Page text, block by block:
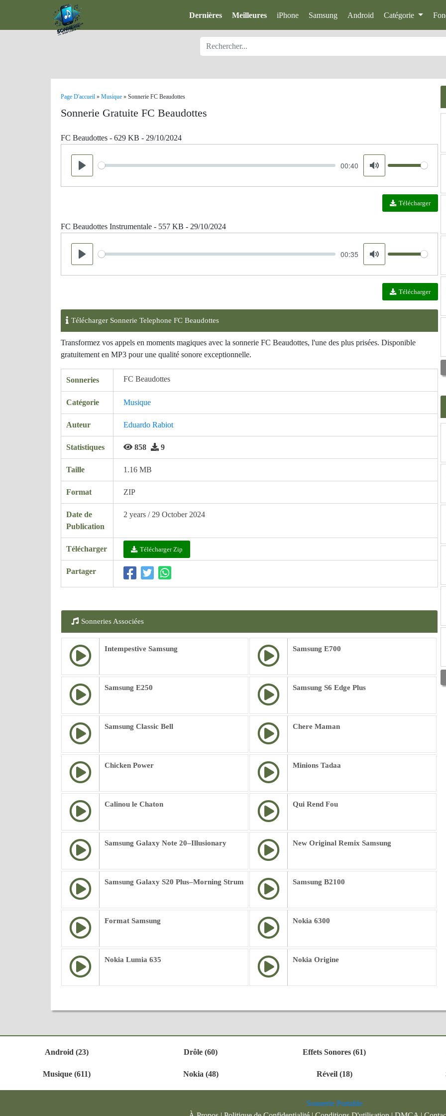
Dernières Meilleures iPhone Samsung Android Catégorie
Page D'accueil » Musique » Sonnerie FC Beaudottes
Sonnerie Gratuite FC Beaudottes
FC Beaudottes - 629 KB - 29/10/2024
Play
Seek 00:40
Mute
Volume
Télécharger
FC Beaudottes Instrumentale - 557 KB - 29/10/2024
Play
Seek 00:35
Mute
Volume
Télécharger
Télécharger Sonnerie Telephone FC Beaudottes
Transformez vos appels en moments magiques avec la sonnerie FC Beaudottes, l'une des plus prisées. Disponible
gratuitement en MP3 pour une qualité sonore exceptionnelle.
Sonneries FC Beaudottes
Catégorie Musique
Auteur Eduardo Rabiot
Statistiques 858 9
Taille 1.16 MB
Format ZIP
Date de
Publication
2 years / 29 October 2024
Télécharger Télécharger Zip
Partager
Sonneries Associées
Intempestive Samsung Samsung E700
Samsung E250 Samsung S6 Edge Plus
Samsung Classic Bell Chere Maman
Chicken Power Minions Tadaa
Calinou le Chaton Qui Rend Fou
Samsung Galaxy Note 20–Illusionary New Original Remix Samsung
Samsung Galaxy S20 Plus–Morning Strum Samsung B2100
Format Samsung Nokia 6300
Nokia Lumia 635 Nokia Origine
Android (23) Drôle (60) Effets Sonores (61)
Musique (611) Nokia (48) Réveil (18)
Sonnerie Portable